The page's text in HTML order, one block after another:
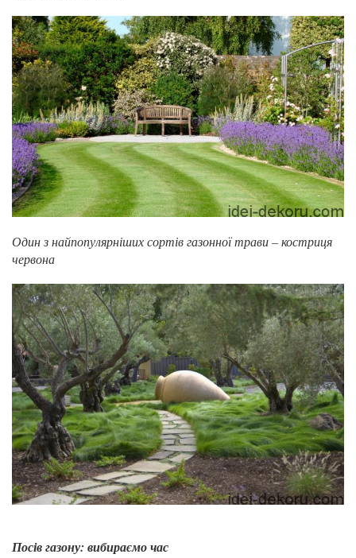
Один з найпопулярніших сортів газонної трави – костриця
червона
Посів газону: вибираємо час